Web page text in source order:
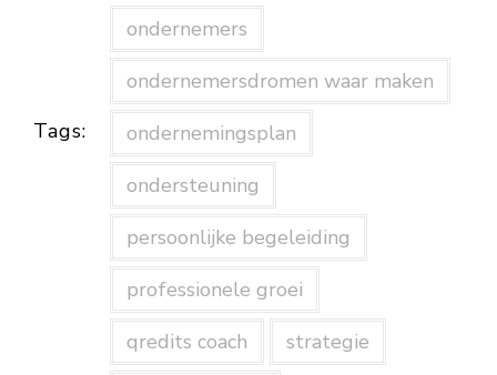
Tags:
ondernemers
ondernemersdromen waar maken
ondernemingsplan
ondersteuning
persoonlijke begeleiding
professionele groei
qredits coach
strategie